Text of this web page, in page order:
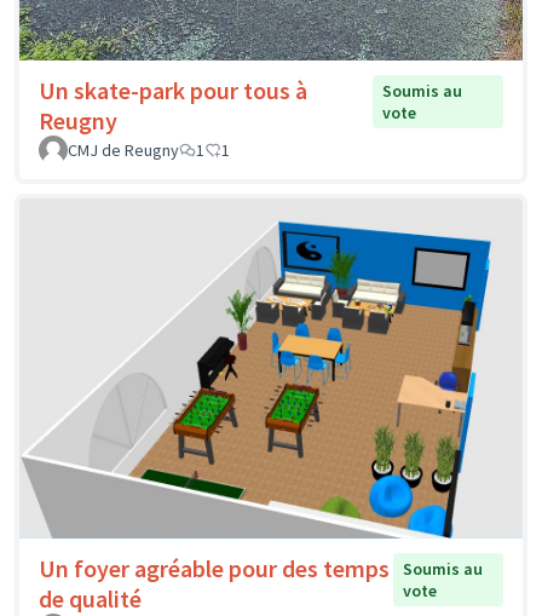
Un skate-park pour tous à
Reugny
Soumis au
vote
CMJ de Reugny
1 1
Un foyer agréable pour des temps
de qualité
Soumis au
vote